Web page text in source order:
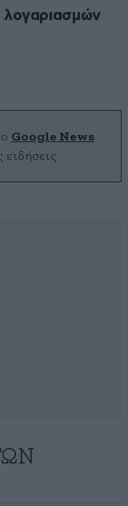
λογαριασμών
Google News
ειδήσεις